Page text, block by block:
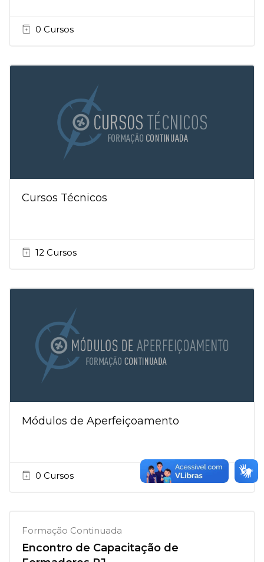
0 Cursos
Cursos Técnicos
12 Cursos
Módulos de Aperfeiçoamento
0 Cursos
Formação Continuada
Encontro de Capacitação de